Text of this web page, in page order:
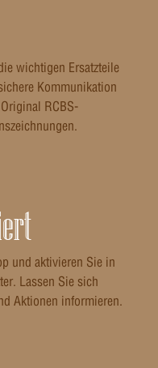
wichtigen Ersatzteile
Kommunikation
RCBS-
und aktivieren Sie in
Lassen Sie sich
Aktionen informieren.